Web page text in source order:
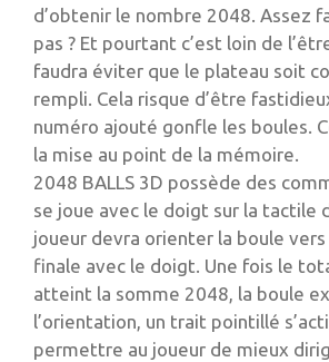
d’obtenir le nombre 2048. Assez
pas ? Et pourtant c’est loin de
faudra éviter que le plateau soit
rempli. Cela risque d’être
numéro ajouté gonfle les boules.
la mise au point de la mémoire.
2048 BALLS 3D possède des
se joue avec le doigt sur la tactile
joueur devra orienter la boule
finale avec le doigt. Une fois le
atteint la somme 2048, la boule
l’orientation, un trait pointillé
permettre au joueur de mieux